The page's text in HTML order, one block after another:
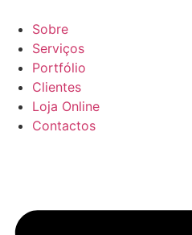
para
conteúdo
Sobre
Serviços
Portfólio
Clientes
Loja Online
Contactos